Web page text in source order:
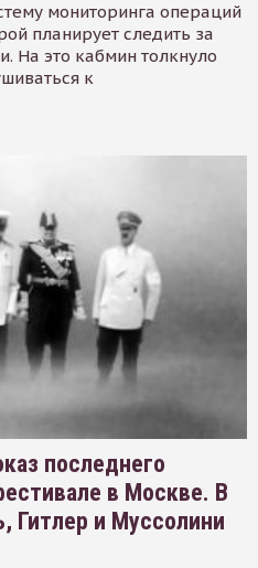
мониторинга операций
планирует следить за
На это кабмин толкнуло
к
последнего
в Москве. В
Гитлер и Муссолини